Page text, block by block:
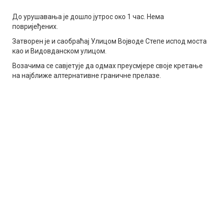
До урушавања је дошло јутрос око 1 час. Нема
повријеђених.
Затворен је и саобраћај Улицом Војводе Степе испод моста
као и Видовданском улицом.
Возачима се савјетује да одмах преусмјере своје кретање
на најближе алтернативне граничне прелазе.